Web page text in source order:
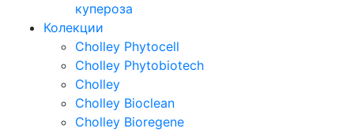
купероза
Колекции
Cholley Phytocell
Cholley Phytobiotech
Cholley
Cholley Bioclean
Cholley Bioregene